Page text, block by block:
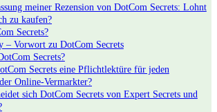
meiner Rezension von DotCom Secrets: Lohnt
zu kaufen?
Secrets?
– Vorwort zu DotCom Secrets
Secrets?
Secrets eine Pflichtlektüre für jeden
Online-Vermarkter?
sich DotCom Secrets von Expert Secrets und